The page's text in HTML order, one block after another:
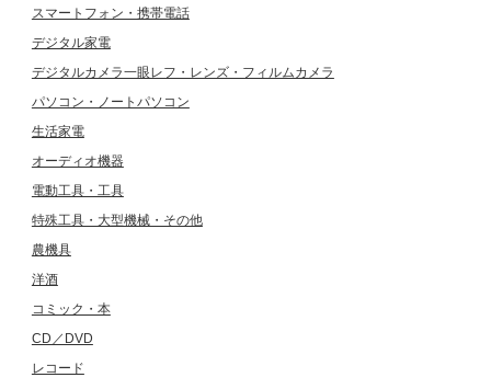
スマートフォン・携帯電話
デジタル家電
デジタルカメラ一眼レフ・レンズ・フィルムカメラ
パソコン・ノートパソコン
生活家電
オーディオ機器
電動工具・工具
特殊工具・大型機械・その他
農機具
洋酒
コミック・本
CD／DVD
レコード